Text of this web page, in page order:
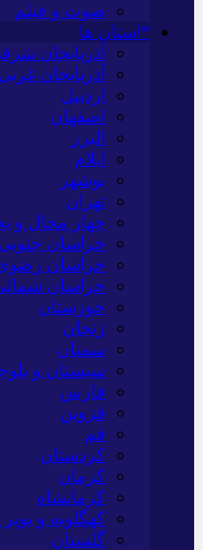
صوت و فیلم
*استان ها
آذربایجان
آذربایجان غربی
اردبیل
اصفهان
البرز
ایلام
بوشهر
تهران
چهار محال و
خراسان جنوبی
خراسان
خراسان
خوزستان
زنجان
سمنان
سیستان و
فارس
قزوین
قم
کردستان
کرمان
کرمانشاه
کهگلویه و
گلستان